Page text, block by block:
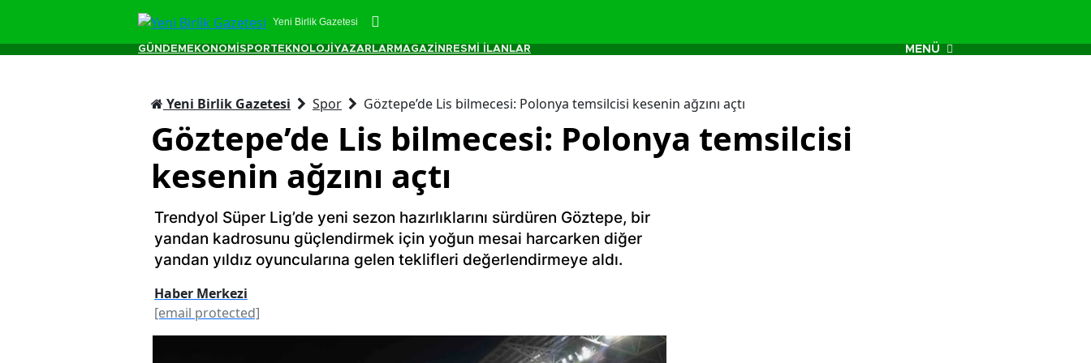
Yeni Birlik Gazetesi
GÜNDEM EKONOMİ SPORTEKNOLOJİ YAZARLAR MAGAZİN RESMİ İLANLAR MENÜ
Yeni Birlik Gazetesi Spor Göztepe’de Lis bilmecesi: Polonya temsilcisi kesenin ağzını açtı
Göztepe’de Lis bilmecesi: Polonya temsilcisi
kesenin ağzını açtı
Trendyol Süper Lig’de yeni sezon hazırlıklarını sürdüren Göztepe, bir
yandan kadrosunu güçlendirmek için yoğun mesai harcarken diğer
yandan yıldız oyuncularına gelen teklifleri değerlendirmeye aldı.
Haber Merkezi
[email protected]